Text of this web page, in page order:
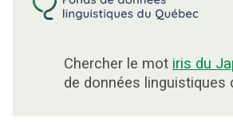
Chercher le mot iris du
de données linguistiques